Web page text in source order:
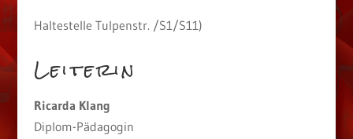
Haltestelle Tulpenstr. /S1/S11)
Leiterin
Ricarda Klang
Diplom-Pädagogin